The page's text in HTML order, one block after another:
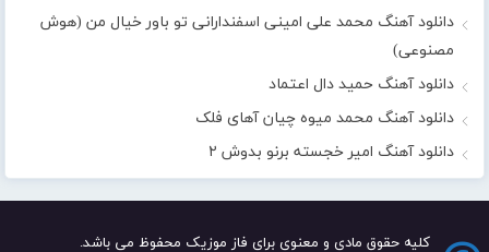
دانلود آهنگ محمد علی امینی اسفندارانی تو باور خیال من (هوش
مصنوعی)
دانلود آهنگ حمید دال اعتماد
دانلود آهنگ محمد میوه چیان آهای فلک
دانلود آهنگ امیر خجسته برنو بدوش ۲
کلیه حقوق مادی و معنوی برای فاز موزیک محفوظ می باشد.